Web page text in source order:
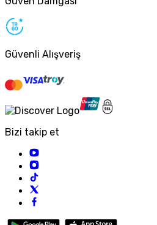
Güvenli Alışveriş
Bizi takip et